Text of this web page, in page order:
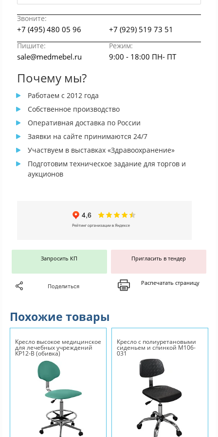
Звоните:
+7 (495) 480 05 96 +7 (929) 519 73 51
Пишите: Режим:
sale@medmebel.ru 9:00 - 18:00 ПН- ПТ
Почему мы?
Работаем с 2012 года
Собственное производство
Оперативная доставка по России
Заявки на сайте принимаются 24/7
Участвуем в выставках «Здравоохранение»
Подготовим техническое задание для торгов и
аукционов
Запросить КП Пригласить в тендер
Поделиться Распечатать страницу
Похожие товары
Кресло высокое медицинское
для лечебных учреждений
КР12-В (обивка)
Кресло с полиуретановыми
сиденьем и спинкой М106-
031